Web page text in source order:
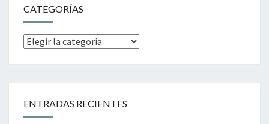
CATEGORÍAS
Categorías
ENTRADAS RECIENTES